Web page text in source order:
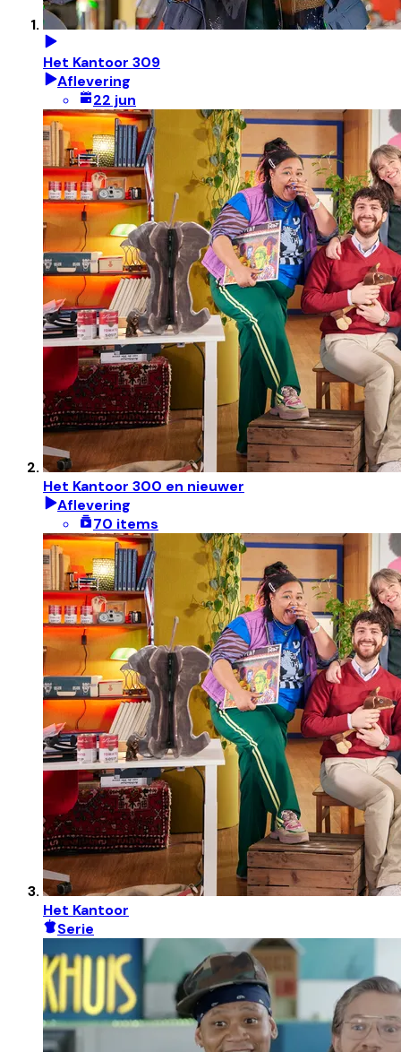
Het Kantoor 309
Aflevering
22 jun
Het Kantoor 300 en nieuwer
Aflevering
70 items
Het Kantoor
Serie